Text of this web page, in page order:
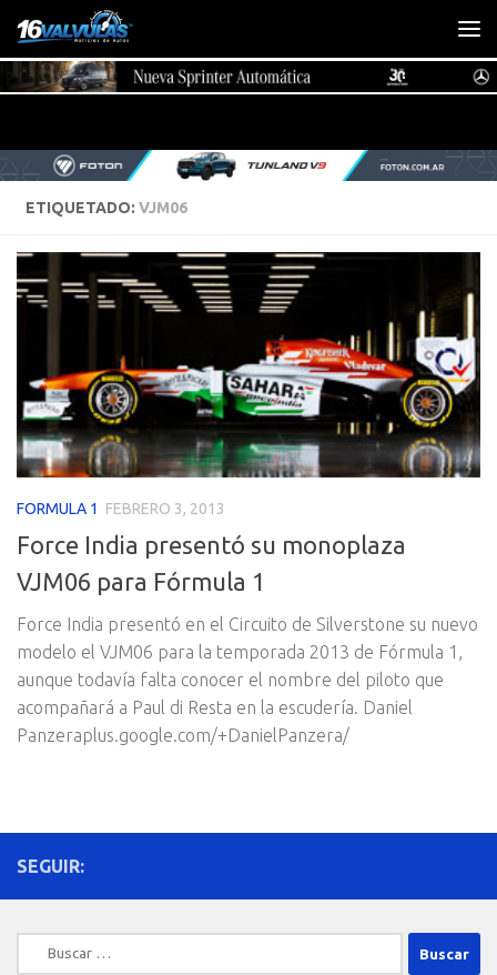
Saltar al contenido
ETIQUETADO: VJM06
FORMULA 1 FEBRERO 3, 2013
Force India presentó su monoplaza
VJM06 para Fórmula 1
Force India presentó en el Circuito de Silverstone su nuevo
modelo el VJM06 para la temporada 2013 de Fórmula 1,
aunque todavía falta conocer el nombre del piloto que
acompañará a Paul di Resta en la escudería. Daniel
Panzeraplus.google.com/+DanielPanzera/
SEGUIR:
Buscar: